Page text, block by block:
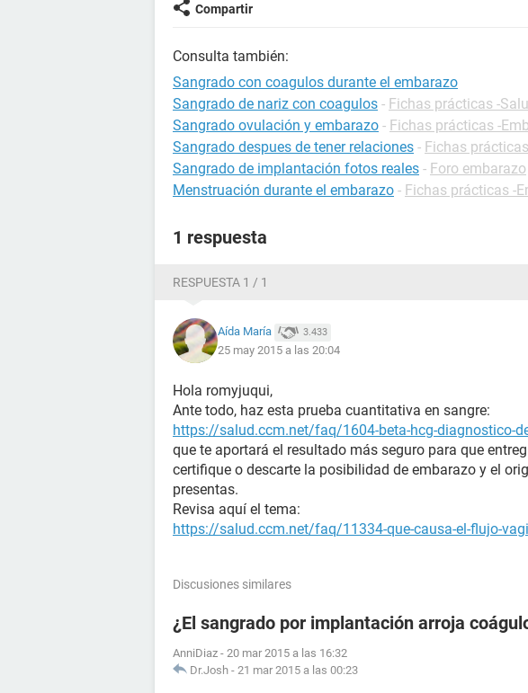
Compartir
Consulta también:
Sangrado con coagulos durante el embarazo
Sangrado de nariz con coagulos - Fichas prácticas -
Sangrado ovulación y embarazo - Fichas prácticas -
Sangrado despues de tener relaciones - Fichas
Sangrado de implantación fotos reales - Foro embarazo
Menstruación durante el embarazo - Fichas prácticas -
1 respuesta
RESPUESTA 1 / 1
Aída María 3.433
25 may 2015 a las 20:04
Hola romyjuqui,
Ante todo, haz esta prueba cuantitativa en sangre:
https://salud.ccm.net/faq/1604-beta-hcg-diagnostico-
que te aportará el resultado más seguro para que
certifique o descarte la posibilidad de embarazo y el
presentas.
Revisa aquí el tema:
https://salud.ccm.net/faq/11334-que-causa-el-flujo-
Discusiones similares
¿El sangrado por implantación arroja
AnniDiaz - 20 mar 2015 a las 16:32
Dr.Josh - 21 mar 2015 a las 00:23